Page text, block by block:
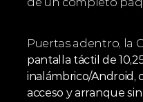
pantalla táctil de
inalámbrico/Android,
acceso y arranque